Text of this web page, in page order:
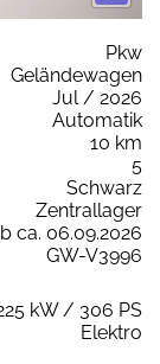
Pkw
Geländewagen
Jul / 2026
Automatik
10 km
5
Schwarz
Zentrallager
ca. 06.09.2026
GW-V3996
kW / 306 PS
Elektro